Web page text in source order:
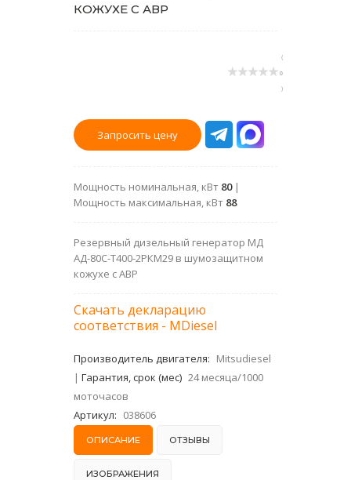
КОЖУХЕ С АВР
(
0
)
Запросить цену
Мощность номинальная, кВт 80|
Мощность максимальная, кВт 88
Резервный дизельный генератор МД
АД-80С-Т400-2РКМ29 в шумозащитном
кожухе с АВР
Скачать декларацию
соответствия - MDiesel
Производитель двигателя: Mitsudiesel
| Гарантия, срок (мес) 24 месяца/1000
моточасов
Артикул: 038606
ОПИСАНИЕ ОТЗЫВЫ
ИЗОБРАЖЕНИЯ